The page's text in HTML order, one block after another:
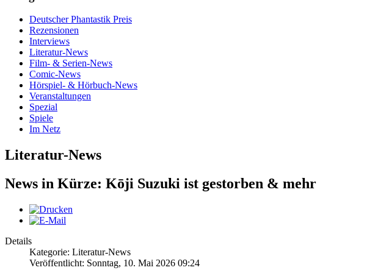
Deutscher Phantastik Preis
Rezensionen
Interviews
Literatur-News
Film- & Serien-News
Comic-News
Hörspiel- & Hörbuch-News
Veranstaltungen
Spezial
Spiele
Im Netz
Literatur-News
News in Kürze: Kōji Suzuki ist gestorben & mehr
Details
Kategorie: Literatur-News
Veröffentlicht: Sonntag, 10. Mai 2026 09:24